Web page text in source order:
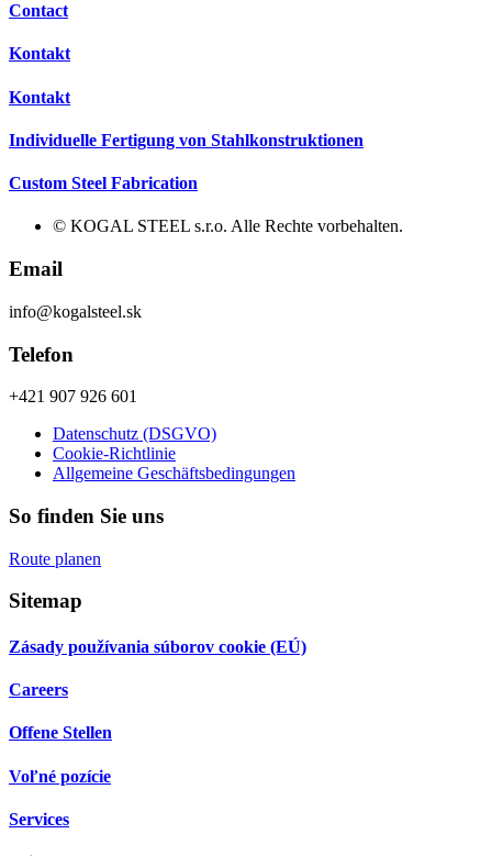
Contact
Kontakt
Kontakt
Individuelle Fertigung von Stahlkonstruktionen
Custom Steel Fabrication
© KOGAL STEEL s.r.o. Alle Rechte vorbehalten.
Email
info@kogalsteel.sk
Telefon
+421 907 926 601
Datenschutz (DSGVO)
Cookie-Richtlinie
Allgemeine Geschäftsbedingungen
So finden Sie uns
Route planen
Sitemap
Zásady používania súborov cookie (EÚ)
Careers
Offene Stellen
Voľné pozície
Services